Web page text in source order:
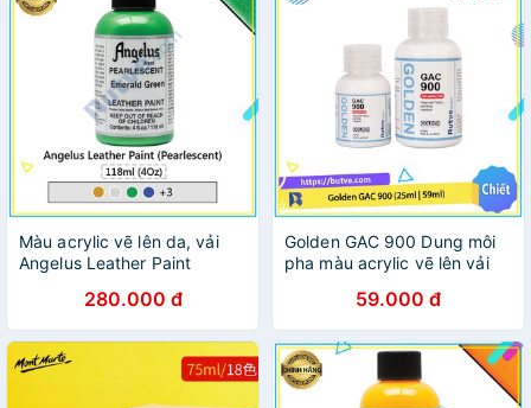
Màu acrylic vẽ lên da, vải
Angelus Leather Paint
280.000 đ
Golden GAC 900 Dung môi
pha màu acrylic vẽ lên vải
59.000 đ